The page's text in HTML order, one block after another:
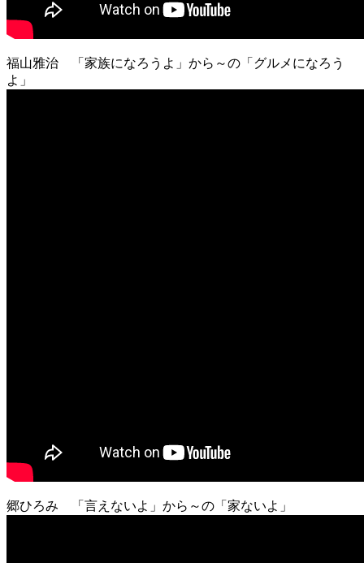
福山雅治 「家族になろうよ」から～の「グルメになろう
よ」
郷ひろみ 「言えないよ」から～の「家ないよ」